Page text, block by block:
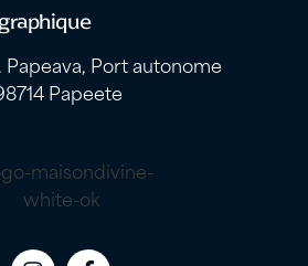
Papeava, Port autonome
Papeete